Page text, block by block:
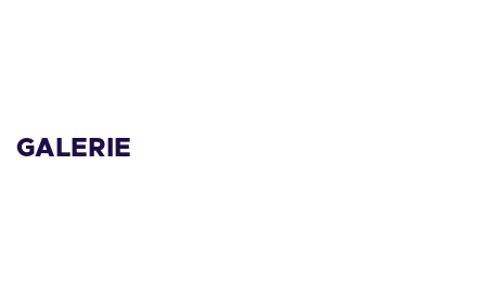
GALERIE